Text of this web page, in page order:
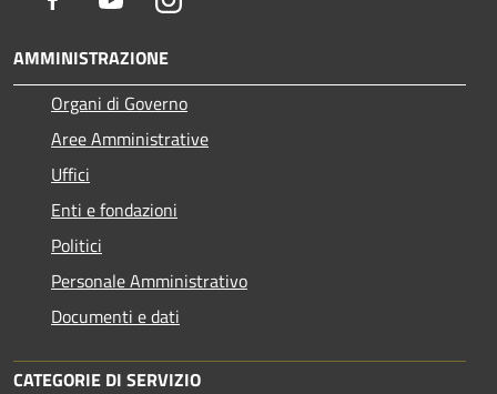
AMMINISTRAZIONE
Organi di Governo
Aree Amministrative
Uffici
Enti e fondazioni
Politici
Personale Amministrativo
Documenti e dati
CATEGORIE DI SERVIZIO